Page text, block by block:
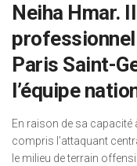
Neiha Hmar.
professionnel
Paris Saint-
l’équipe
En raison de sa capacité
compris l’attaquant
le milieu de terrain